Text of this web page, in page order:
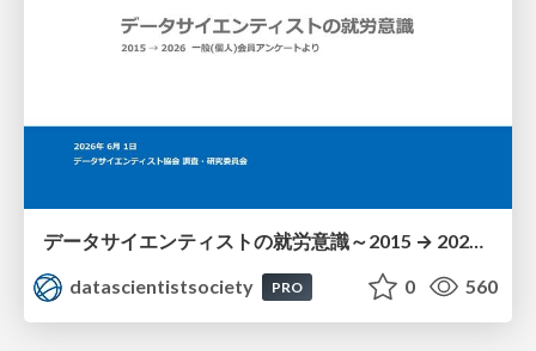
datascientistsociety
PRO 0 560